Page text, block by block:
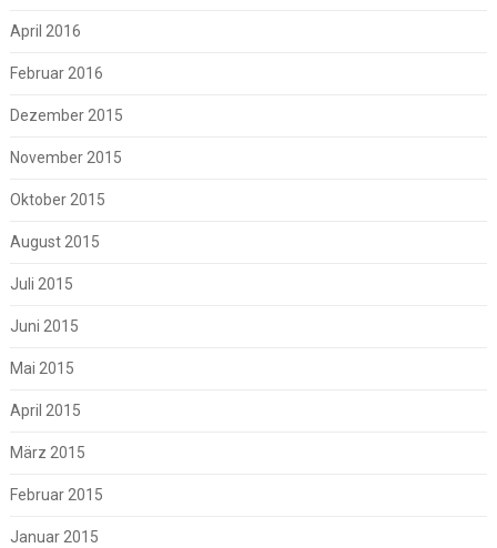
April 2016
Februar 2016
Dezember 2015
November 2015
Oktober 2015
August 2015
Juli 2015
Juni 2015
Mai 2015
April 2015
März 2015
Februar 2015
Januar 2015